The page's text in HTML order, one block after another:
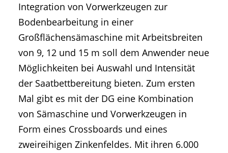
Integration von Vorwerkzeugen zur
Bodenbearbeitung in einer
Großflächensämaschine mit Arbeitsbreiten
von 9, 12 und 15 m soll dem Anwender neue
Möglichkeiten bei Auswahl und Intensität
der Saatbettbereitung bieten. Zum ersten
Mal gibt es mit der DG eine Kombination
von Sämaschine und Vorwerkzeugen in
Form eines Crossboards und eines
zweireihigen Zinkenfeldes. Mit ihren 6.000